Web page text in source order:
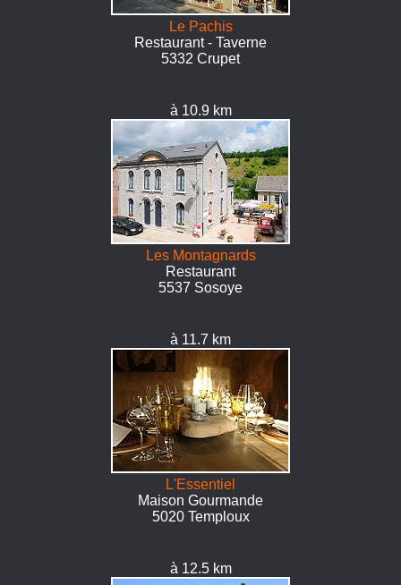
Le Pachis
Restaurant - Taverne
5332 Crupet
à 10.9 km
Les Montagnards
Restaurant
5537 Sosoye
à 11.7 km
L'Essentiel
Maison Gourmande
5020 Temploux
à 12.5 km